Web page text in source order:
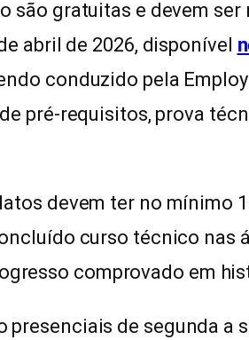
são gratuitas e devem
abril de 2026, disponível
conduzido pela
pré-requisitos, prova
devem ter no mínimo
curso técnico nas
comprovado em
presenciais de segunda a